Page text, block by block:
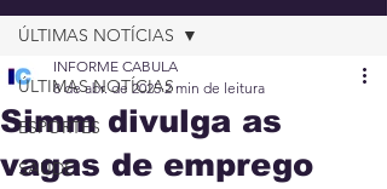
ÚLTIMAS NOTÍCIAS
ESPORTES
SAÚDE
ÚLTIMAS NOTÍCIAS
Simm divulga as
vagas de emprego
INFORME CABULA
8 de abr. de 2025 2 min de leitura